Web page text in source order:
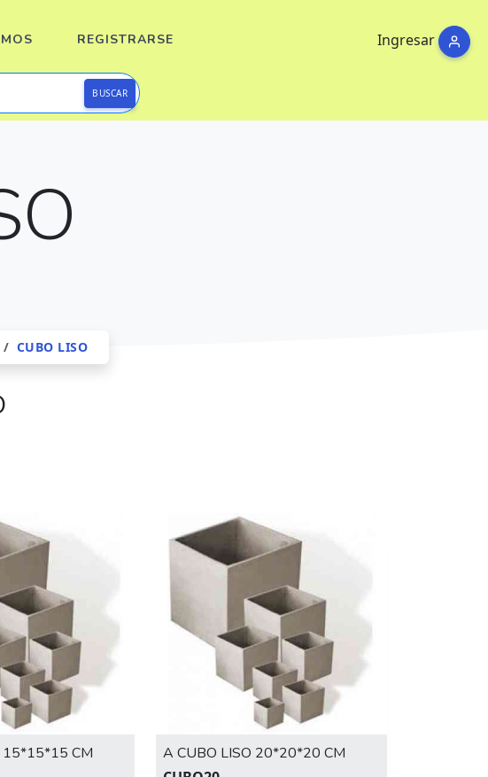
Ingresar
REGISTRARSE
BUSCAR
CUBO LISO
15*15*15 CM
A CUBO LISO 20*20*20 CM